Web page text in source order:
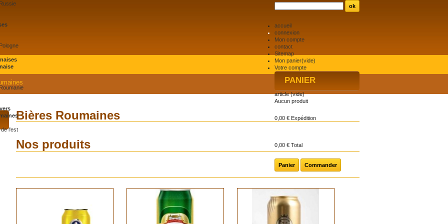
accueil
connexion
Mon compte
contact
Sitemap
Mon panier(vide)
Votre compte
PANIER
article (vide)
Aucun produit
0,00 € Expédition
0,00 € Total
Panier Commander
l'est
Bières Roumaines
Nos produits